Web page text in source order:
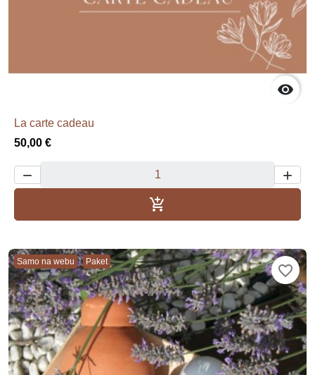

La carte cadeau
50,00 €
 

Samo na webu Paket
favorite_border